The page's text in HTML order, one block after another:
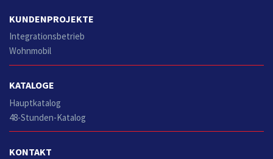
KUNDENPROJEKTE
Integrationsbetrieb
Wohnmobil
KATALOGE
Hauptkatalog
48-Stunden-Katalog
KONTAKT